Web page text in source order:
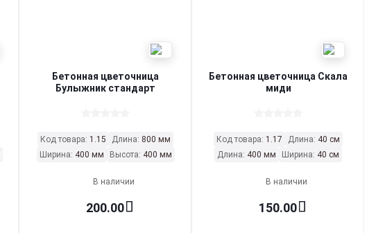
Бетонная цветочница
Булыжник стандарт
Код товара: 1.15 Длина: 800 мм
Ширина: 400 мм Высота: 400 мм
В наличии
200.00
Бетонная цветочница Скала
миди
Код товара: 1.17 Длина: 40 см
Длина: 400 мм Ширина: 40 см
В наличии
150.00